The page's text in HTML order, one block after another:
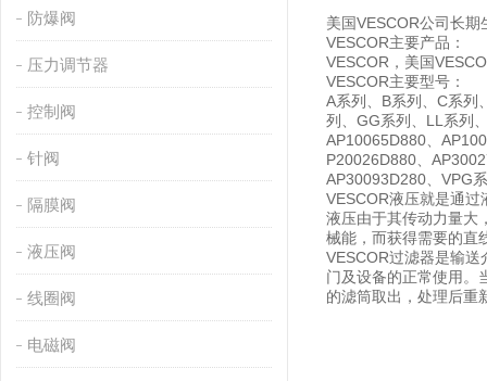
防爆阀
压力调节器
控制阀
针阀
隔膜阀
液压阀
线圈阀
电磁阀
美国VESCOR公司长
VESCOR主要产品：
VESCOR，美国
VESCOR主要型号：
A系列、B系列、C系列
列、GG系列、LL系列
AP10065D880、
P20026D880、
AP30093D280、VPG
VESCOR液压就是通
液压由于其传动力量大
械能，而获得需要的直
VESCOR过滤器是输
门及设备的正常使用。
的滤筒取出，处理后重